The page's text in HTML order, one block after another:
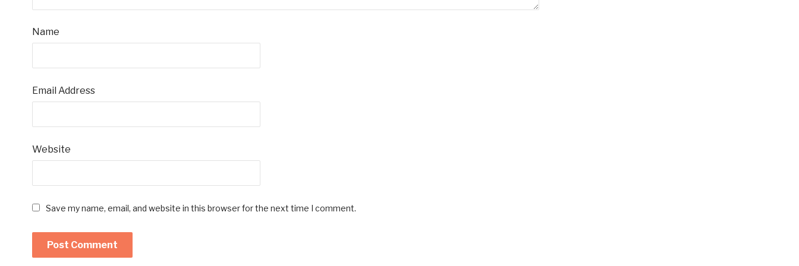
Name
Email Address
Website
Save my name, email, and website in this browser for the next time I comment.